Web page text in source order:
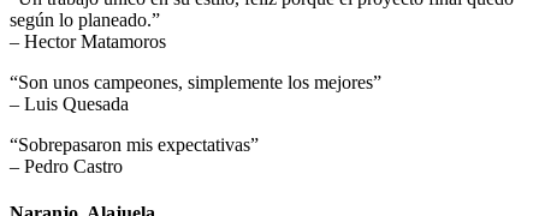
según lo planeado.”
– Hector Matamoros
“Son unos campeones, simplemente los mejores”
– Luis Quesada
“Sobrepasaron mis expectativas”
– Pedro Castro